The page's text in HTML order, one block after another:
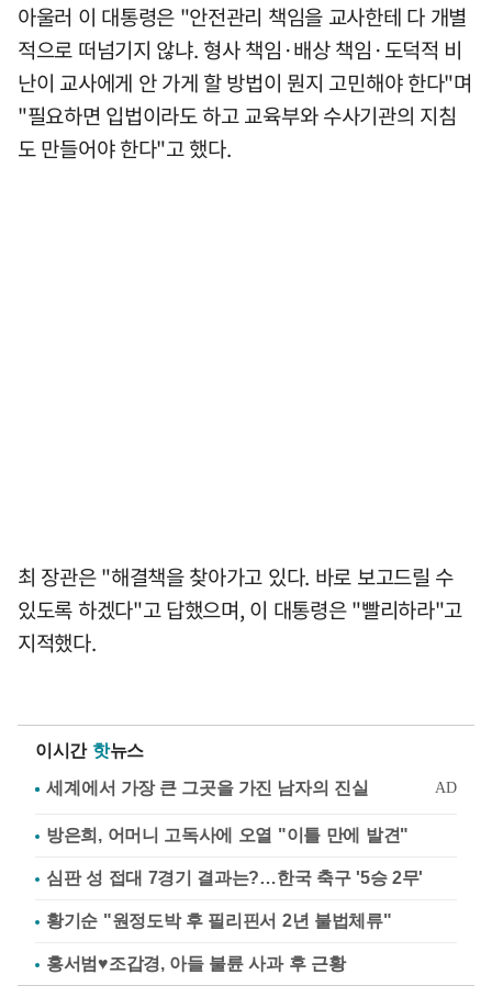
아울러 이 대통령은 "안전관리 책임을 교사한테 다 개별
적으로 떠넘기지 않냐. 형사 책임·배상 책임·도덕적 비
난이 교사에게 안 가게 할 방법이 뭔지 고민해야 한다"며
"필요하면 입법이라도 하고 교육부와 수사기관의 지침
도 만들어야 한다"고 했다.
최 장관은 "해결책을 찾아가고 있다. 바로 보고드릴 수
있도록 하겠다"고 답했으며, 이 대통령은 "빨리하라"고
지적했다.
이시간 핫뉴스
방은희, 어머니 고독사에 오열 "이틀 만에 발견"
심판 성 접대 7경기 결과는?…한국 축구 '5승 2무'
황기순 "원정도박 후 필리핀서 2년 불법체류"
홍서범♥조갑경, 아들 불륜 사과 후 근황